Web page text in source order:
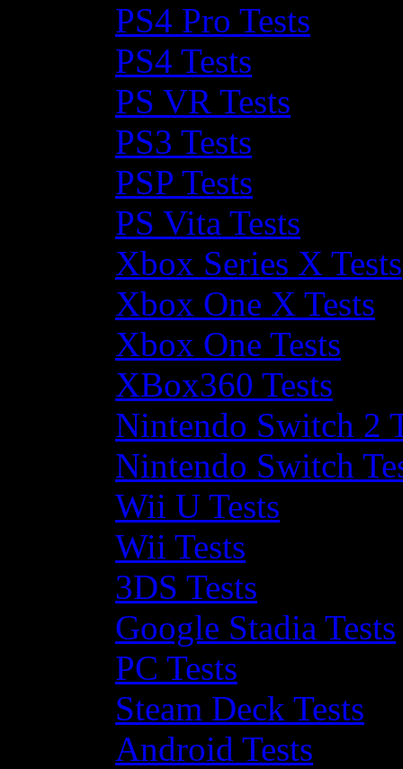
PS4 Pro Tests
PS4 Tests
PS VR Tests
PS3 Tests
PSP Tests
PS Vita Tests
Xbox Series X Tests
Xbox One X Tests
Xbox One Tests
XBox360 Tests
Nintendo Switch 2
Nintendo Switch
Wii U Tests
Wii Tests
3DS Tests
Google Stadia Tests
PC Tests
Steam Deck Tests
Android Tests